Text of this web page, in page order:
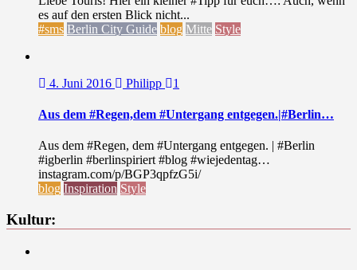
es auf den ersten Blick nicht...
#sms Berlin City Guide blog Mitte Style
4. Juni 2016 Philipp 1
Aus dem #Regen,dem #Untergang entgegen.|#Berlin…
Aus dem #Regen, dem #Untergang entgegen. | #Berlin
#igberlin #berlinspiriert #blog #wiejedentag…
instagram.com/p/BGP3qpfzG5i/
blog Inspiration Style
Kultur: